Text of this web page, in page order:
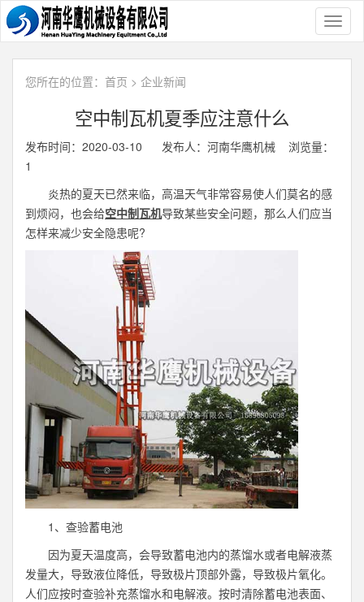
您所在的位置： 首页 > 企业新闻
空中制瓦机夏季应注意什么
发布时间：2020-03-10 发布人：河南华鹰机械 浏览量：
1
炎热的夏天已然来临，高温天气非常容易使人们莫名的感
到烦闷，也会给空中制瓦机导致某些安全问题，那么人们应当
怎样来减少安全隐患呢?
1、查验蓄电池
因为夏天温度高，会导致蓄电池内的蒸馏水或者电解液蒸
发量大，导致液位降低，导致极片顶部外露，导致极片氧化。
人们应按时查验补充蒸馏水和电解液。按时清除蓄电池表面、